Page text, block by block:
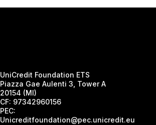
UniCredit Foundation ETS
Piazza Gae Aulenti 3, Tower A
20154 (MI)
CF: 97342960156
PEC:
Unicreditfoundation@pec.unicredit.eu